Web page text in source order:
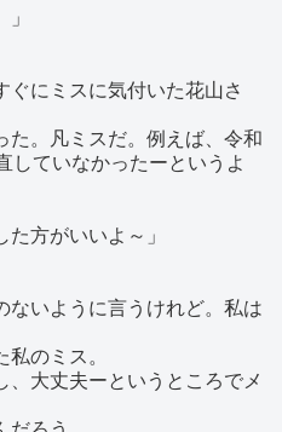
にミスに気付いた花山さ
た。凡ミスだ。例えば、令和
していなかったーというよ
た方がいいよ～」
いように言うけれど。私は
のミス。
大丈夫ーというところでメ